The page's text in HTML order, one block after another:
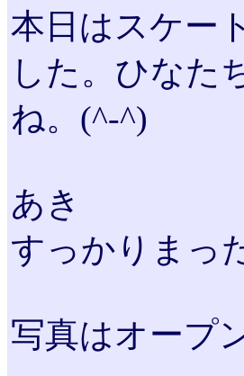
本日はスケー
した。ひなた
ね。(^-^)
あき
すっかりまっ
写真はオープ